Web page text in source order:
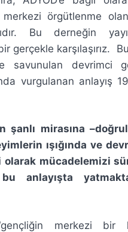
örgütlenme
Bu derneğin
gerçekle karşılaşırız.
devrimci
vurgulanan anlayış
mirasına
ışığında ve
mücadelemizi
anlayışta
merkezi